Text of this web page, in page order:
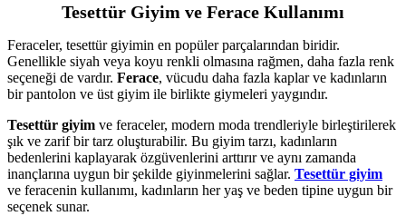
Tesettür Giyim ve Ferace Kullanımı
Feraceler, tesettür giyimin en popüler parçalarından biridir.
Genellikle siyah veya koyu renkli olmasına rağmen, daha fazla renk
seçeneği de vardır. Ferace, vücudu daha fazla kaplar ve kadınların
bir pantolon ve üst giyim ile birlikte giymeleri yaygındır.
Tesettür giyim ve feraceler, modern moda trendleriyle birleştirilerek
şık ve zarif bir tarz oluşturabilir. Bu giyim tarzı, kadınların
bedenlerini kaplayarak özgüvenlerini arttırır ve aynı zamanda
inançlarına uygun bir şekilde giyinmelerini sağlar. Tesettür giyim
ve feracenin kullanımı, kadınların her yaş ve beden tipine uygun bir
seçenek sunar.